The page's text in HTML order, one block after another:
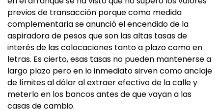
previos de transacción porque como medida
complementaria se anunció el encendido de la
aspiradora de pesos que son las altas tasas de
interés de las colocaciones tanto a plazo como en
letras. Es cierto, esas tasas no pueden mantenerse a
largo plazo pero en lo inmediato sirven como anclaje
de límites al dólar al extraer efectivo de la calle y
meterlo en los bancos antes de que vayan a las
casas de cambio.